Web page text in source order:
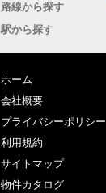
路線から探す
駅から探す
ホーム
会社概要
プライバシーポリシー
利用規約
サイトマップ
物件カタログ